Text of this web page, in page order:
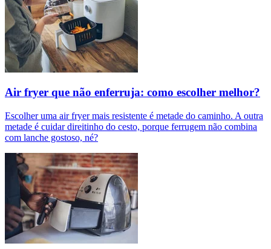
Air fryer que não enferruja: como escolher melhor?
Escolher uma air fryer mais resistente é metade do caminho. A outra
metade é cuidar direitinho do cesto, porque ferrugem não combina
com lanche gostoso, né?